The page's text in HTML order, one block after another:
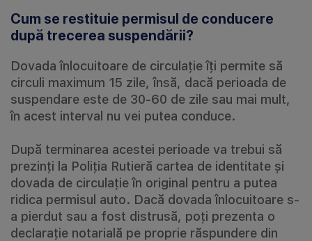
Cum se restituie permisul de conducere
după trecerea suspendării?
Dovada înlocuitoare de circulație îți permite să
circuli maximum 15 zile, însă, dacă perioada de
suspendare este de 30-60 de zile sau mai mult,
în acest interval nu vei putea conduce.
După terminarea acestei perioade va trebui să
prezinți la Poliția Rutieră cartea de identitate și
dovada de circulație în original pentru a putea
ridica permisul auto. Dacă dovada înlocuitoare s-
a pierdut sau a fost distrusă, poți prezenta o
declarație notarială pe proprie răspundere din